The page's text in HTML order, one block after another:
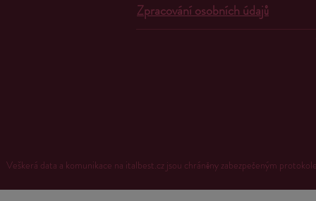
Zpracování osobních údajů
Veškerá data a komunikace na italbest.cz jsou chráněny zabezpečeným